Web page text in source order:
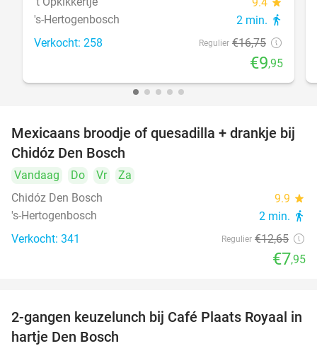
's-Hertogenbosch 2 min. directions_walk
Verkocht: 258 Regulier €16,75
€9,95
37%
Mexicaans broodje of quesadilla + drankje bij
Chidóz Den Bosch
Vandaag Do Vr
Za
Chidóz Den Bosch
9.9 star
's-Hertogenbosch 2 min. directions_walk
Verkocht: 341 Regulier €12,65
€7,95
36%
2-gangen keuzelunch bij Café Plaats Royaal in
hartje Den Bosch